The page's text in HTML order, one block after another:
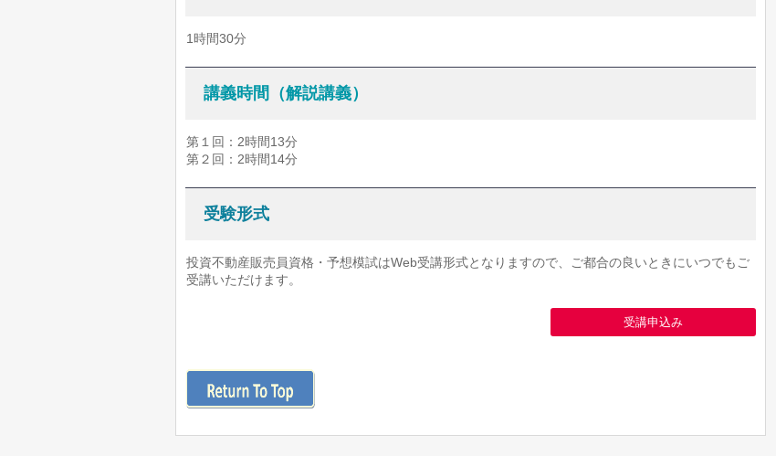
1時間30分
講義時間（解説講義）
第１回：2時間13分
第２回：2時間14分
受験形式
投資不動産販売員資格・予想模試はWeb受講形式となりますので、ご都合の良いときにいつでもご
受講いただけます。
受講申込み